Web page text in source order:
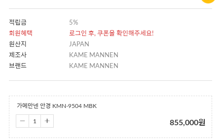
적립금
5%
회원혜택
로그인 후, 쿠폰을 확인해주세요!
원산지
JAPAN
제조사
KAME MANNEN
브랜드
KAME MANNEN
가메만넨 안경 KMN-9504 MBK
855,000원